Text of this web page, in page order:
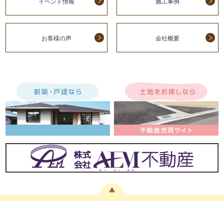
お客様の声 会社概要